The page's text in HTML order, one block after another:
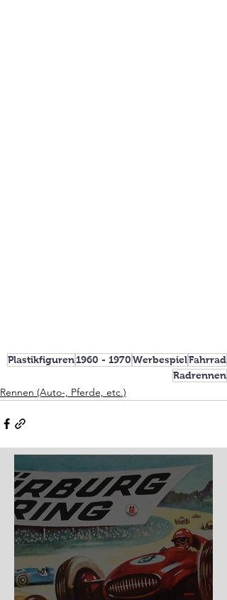
Plastikfiguren1960 - 1970WerbespielFahrrad
Radrennen
Rennen (Auto-, Pferde, etc.)